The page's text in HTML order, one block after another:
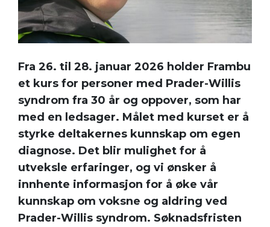
Fra 26. til 28. januar 2026 holder Frambu
et kurs for personer med Prader-Willis
syndrom fra 30 år og oppover, som har
med en ledsager. Målet med kurset er å
styrke deltakernes kunnskap om egen
diagnose. Det blir mulighet for å
utveksle erfaringer, og vi ønsker å
innhente informasjon for å øke vår
kunnskap om voksne og aldring ved
Prader-Willis syndrom. Søknadsfristen